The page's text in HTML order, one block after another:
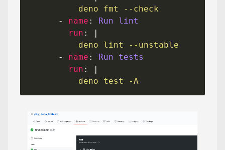
          deno fmt --check
      -
name :
Run lint
run : |
          deno lint --unstable
      -
name :
Run tests
run : |
          deno test -A